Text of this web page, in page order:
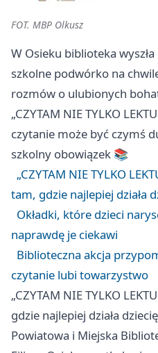
FOT. MBP Olkusz
W Osieku biblioteka
szkolne podwórko na
rozmów o ulubionych
„CZYTAM NIE TYLKO
czytanie może być czymś
szkolny obowiązek 📚
„CZYTAM NIE TYLKO
tam, gdzie najlepiej działa
Okładki, które dzieci
naprawdę je ciekawi
Biblioteczna akcja
czytanie lubi towarzystwo
„CZYTAM NIE TYLKO
gdzie najlepiej działa
Powiatowa i Miejska